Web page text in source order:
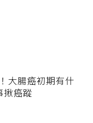
大腸癌初期有什
揪癌蹤